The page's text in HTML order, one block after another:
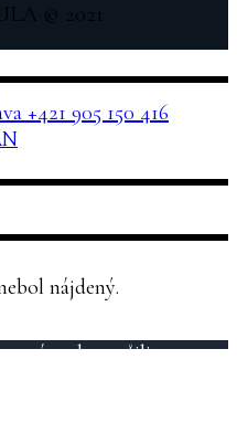
© 2021
+421 905 150 416
nájdený.
vás zabezpečili ten